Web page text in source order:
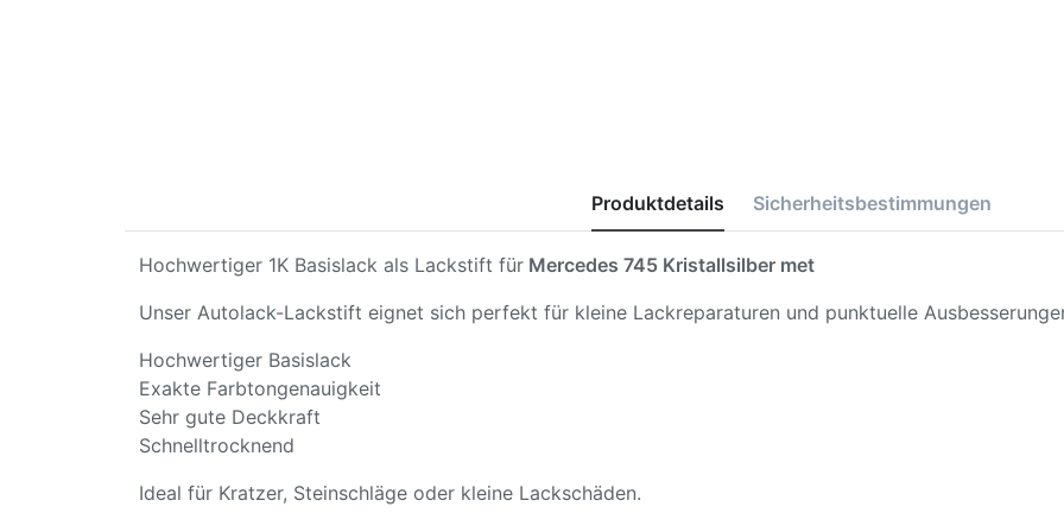
Produktdetails Sicherheitsbestimmungen
Hochwertiger 1K Basislack als Lackstift für Mercedes 745 Kristallsilber met
Unser Autolack-Lackstift eignet sich perfekt für kleine Lackreparaturen und punktuelle
Hochwertiger Basislack
Exakte Farbtongenauigkeit
Sehr gute Deckkraft
Schnelltrocknend
Ideal für Kratzer, Steinschläge oder kleine Lackschäden.